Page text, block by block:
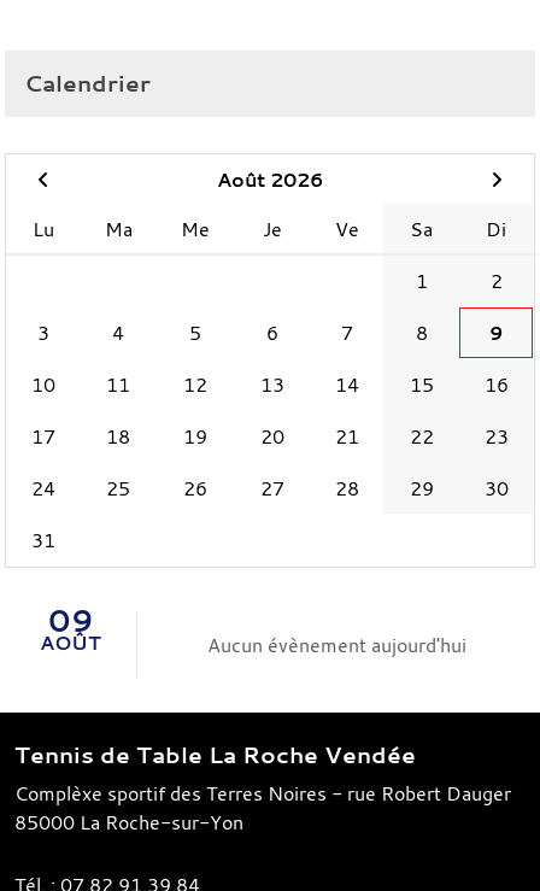
Calendrier
Août 2026
Lu
Ma Me Je Ve Sa
Di
1
2
3
4 5 6 7 8
9
10
11 12 13 14 15
16
17
18 19 20 21 22
23
24
25 26 27 28 29
30
31
09
AOÛT Aucun évènement aujourd'hui
Tennis de Table La Roche Vendée
Complèxe sportif des Terres Noires - rue Robert Dauger
85000 La Roche-sur-Yon
Tél. : 07.82.91.39.84